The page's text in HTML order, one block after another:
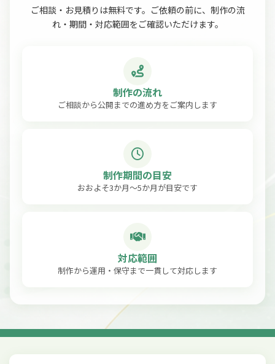
ご相談・お見積りは無料です。ご依頼の前に、制作の流
れ・期間・対応範囲をご確認いただけます。
制作の流れ
ご相談から公開までの進め方をご案内します
制作期間の目安
おおよそ3か月〜5か月が目安です
対応範囲
制作から運用・保守まで一貫して対応します